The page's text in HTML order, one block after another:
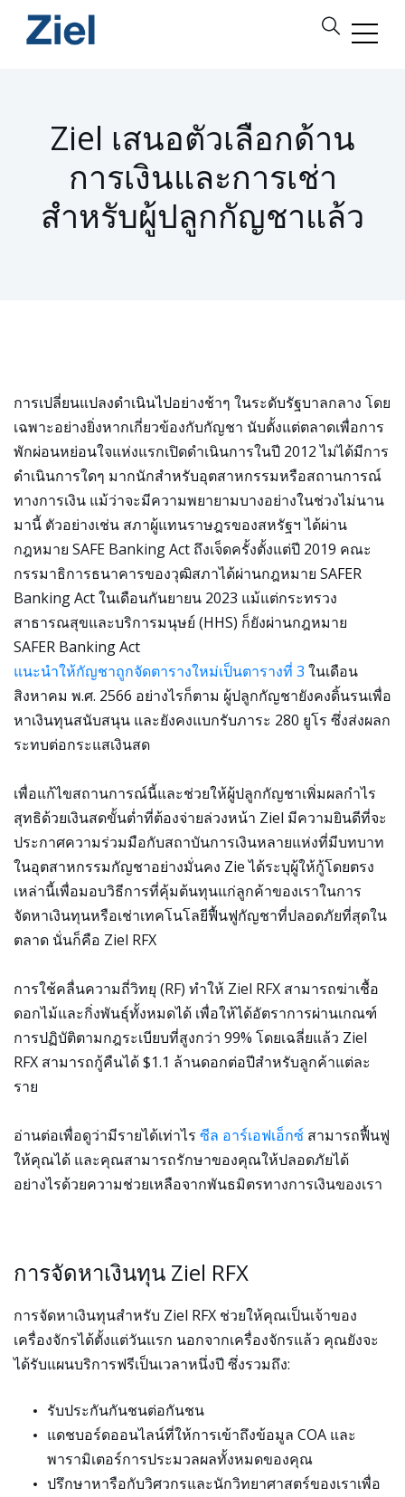
Ziel เสนอตัวเลือกด้าน
การเงินและการเช่า
สำหรับผู้ปลูกกัญชาแล้ว
การเปลี่ยนแปลงดำเนินไปอย่างช้าๆ ในระดับรัฐบาลกลาง โดย
เฉพาะอย่างยิ่งหากเกี่ยวข้องกับกัญชา นับตั้งแต่ตลาดเพื่อการ
พักผ่อนหย่อนใจแห่งแรกเปิดดำเนินการในปี 2012 ไม่ได้มีการ
ดำเนินการใดๆ มากนักสำหรับอุตสาหกรรมหรือสถานการณ์
ทางการเงิน แม้ว่าจะมีความพยายามบางอย่างในช่วงไม่นาน
มานี้ ตัวอย่างเช่น สภาผู้แทนราษฎรของสหรัฐฯ ได้ผ่าน
กฎหมาย SAFE Banking Act ถึงเจ็ดครั้งตั้งแต่ปี 2019 คณะ
กรรมาธิการธนาคารของวุฒิสภาได้ผ่านกฎหมาย SAFER
Banking Act ในเดือนกันยายน 2023 แม้แต่กระทรวง
สาธารณสุขและบริการมนุษย์ (HHS) ก็ยังผ่านกฎหมาย
SAFER Banking Act
แนะนำให้กัญชาถูกจัดตารางใหม่เป็นตารางที่ 3 ในเดือน
สิงหาคม พ.ศ. 2566 อย่างไรก็ตาม ผู้ปลูกกัญชายังคงดิ้นรนเพื่อ
หาเงินทุนสนับสนุน และยังคงแบกรับภาระ 280 ยูโร ซึ่งส่งผลก
ระทบต่อกระแสเงินสด
เพื่อแก้ไขสถานการณ์นี้และช่วยให้ผู้ปลูกกัญชาเพิ่มผลกำไร
สุทธิด้วยเงินสดขั้นต่ำที่ต้องจ่ายล่วงหน้า Ziel มีความยินดีที่จะ
ประกาศความร่วมมือกับสถาบันการเงินหลายแห่งที่มีบทบาท
ในอุตสาหกรรมกัญชาอย่างมั่นคง Zie ได้ระบุผู้ให้กู้โดยตรง
เหล่านี้เพื่อมอบวิธีการที่คุ้มต้นทุนแก่ลูกค้าของเราในการ
จัดหาเงินทุนหรือเช่าเทคโนโลยีฟื้นฟูกัญชาที่ปลอดภัยที่สุดใน
ตลาด นั่นก็คือ Ziel RFX
การใช้คลื่นความถี่วิทยุ (RF) ทำให้ Ziel RFX สามารถฆ่าเชื้อ
ดอกไม้และกิ่งพันธุ์ทั้งหมดได้ เพื่อให้ได้อัตราการผ่านเกณฑ์
การปฏิบัติตามกฎระเบียบที่สูงกว่า 99% โดยเฉลี่ยแล้ว Ziel
RFX สามารถกู้คืนได้ $1.1 ล้านดอกต่อปีสำหรับลูกค้าแต่ละ
ราย
อ่านต่อเพื่อดูว่ามีรายได้เท่าไร ซีล อาร์เอฟเอ็กซ์ สามารถฟื้นฟู
ให้คุณได้ และคุณสามารถรักษาของคุณให้ปลอดภัยได้
อย่างไรด้วยความช่วยเหลือจากพันธมิตรทางการเงินของเรา
การจัดหาเงินทุน Ziel RFX
การจัดหาเงินทุนสำหรับ Ziel RFX ช่วยให้คุณเป็นเจ้าของ
เครื่องจักรได้ตั้งแต่วันแรก นอกจากเครื่องจักรแล้ว คุณยังจะ
ได้รับแผนบริการฟรีเป็นเวลาหนึ่งปี ซึ่งรวมถึง:
รับประกันกันชนต่อกันชน
แดชบอร์ดออนไลน์ที่ให้การเข้าถึงข้อมูล COA และ
พารามิเตอร์การประมวลผลทั้งหมดของคุณ
ปรึกษาหารือกับวิศวกรและนักวิทยาศาสตร์ของเราเพื่อ